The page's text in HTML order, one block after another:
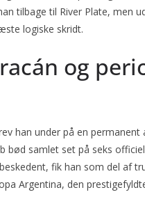
tilbage til River Plate,
logiske skridt.
og
han under på en
bød samlet set på seks
fik han som del af
Argentina, den